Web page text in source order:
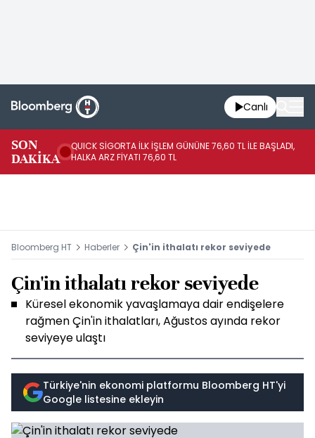
Canlı
SON
DAKİKA
QUICK SİGORTA İLK İŞLEM GÜNÜNE 76,60 TL İLE BAŞLADI,
HALKA ARZ FİYATI 76,60 TL
Bloomberg HT Haberler Çin'in ithalatı rekor seviyede
Çin'in ithalatı rekor seviyede
Küresel ekonomik yavaşlamaya dair endişelere
rağmen Çin'in ithalatları, Ağustos ayında rekor
seviyeye ulaştı
Türkiye'nin ekonomi platformu Bloomberg HT'yi
Google listesine ekleyin